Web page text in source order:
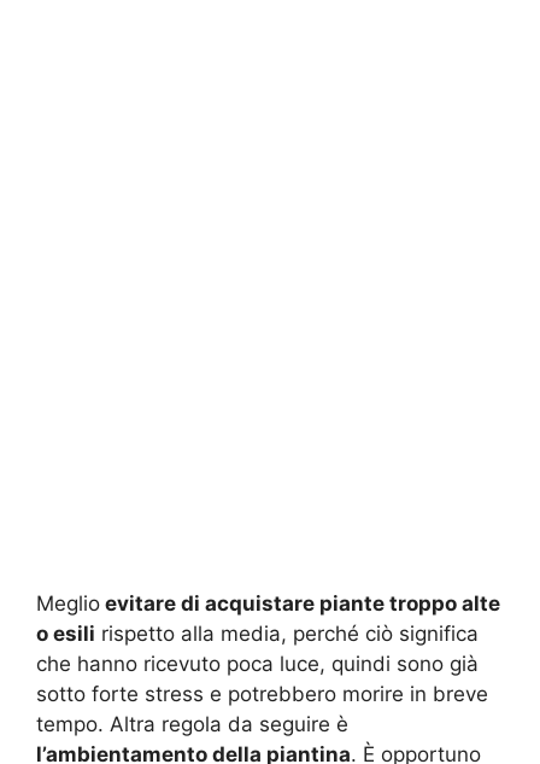
Meglio evitare di acquistare piante troppo alte
o esili rispetto alla media, perché ciò significa
che hanno ricevuto poca luce, quindi sono già
sotto forte stress e potrebbero morire in breve
tempo. Altra regola da seguire è
l’ambientamento della piantina. È opportuno